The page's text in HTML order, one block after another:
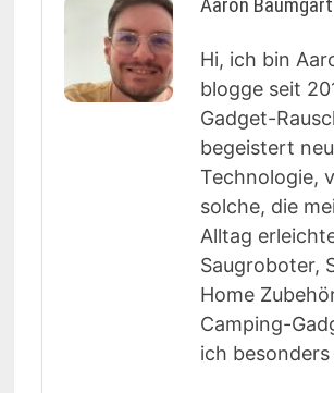
Hi, ich bin
blogge seit
Gadget-
begeistert
Technologie,
solche, die
Alltag
Saugroboter,
Home
Camping-
ich